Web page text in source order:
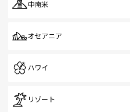
中南米
オセアニア
ハワイ
リゾート